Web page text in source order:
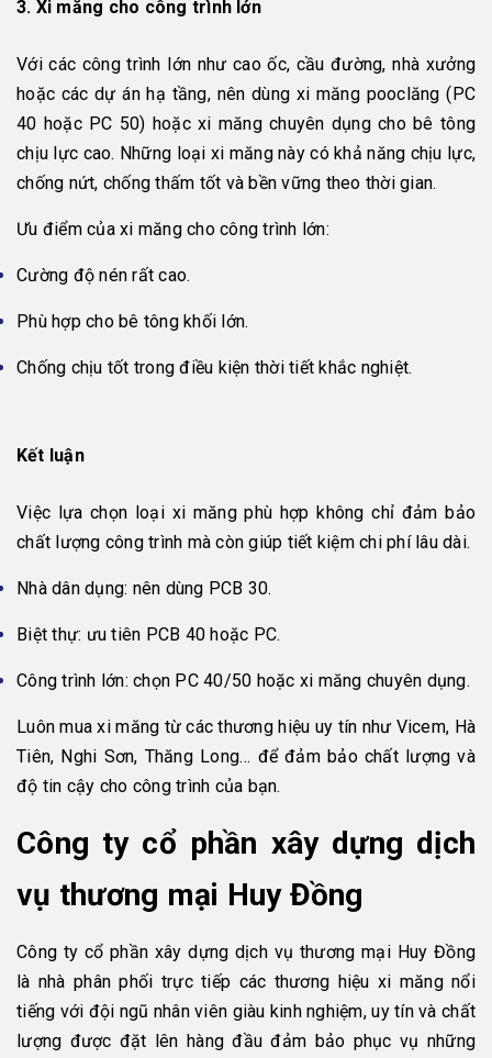
3. Xi măng cho công trình lớn
Với các công trình lớn như cao ốc, cầu đường, nhà xưởng
hoặc các dự án hạ tầng, nên dùng xi măng pooclăng (PC
40 hoặc PC 50) hoặc xi măng chuyên dụng cho bê tông
chịu lực cao. Những loại xi măng này có khả năng chịu lực,
chống nứt, chống thấm tốt và bền vững theo thời gian.
Ưu điểm của xi măng cho công trình lớn:
Cường độ nén rất cao.
Phù hợp cho bê tông khối lớn.
Chống chịu tốt trong điều kiện thời tiết khắc nghiệt.
Kết luận
Việc lựa chọn loại xi măng phù hợp không chỉ đảm bảo
chất lượng công trình mà còn giúp tiết kiệm chi phí lâu dài.
Nhà dân dụng: nên dùng PCB 30.
Biệt thự: ưu tiên PCB 40 hoặc PC.
Công trình lớn: chọn PC 40/50 hoặc xi măng chuyên dụng.
Luôn mua xi măng từ các thương hiệu uy tín như Vicem, Hà
Tiên, Nghi Sơn, Thăng Long… để đảm bảo chất lượng và
độ tin cậy cho công trình của bạn.
Công ty cổ phần xây dựng dịch
vụ thương mại Huy Đồng
Công ty cổ phần xây dựng dịch vụ thương mại Huy Đồng
là nhà phân phối trực tiếp các thương hiệu xi măng nổi
tiếng với đội ngũ nhân viên giàu kinh nghiệm, uy tín và chất
lượng được đặt lên hàng đầu đảm bảo phục vụ những